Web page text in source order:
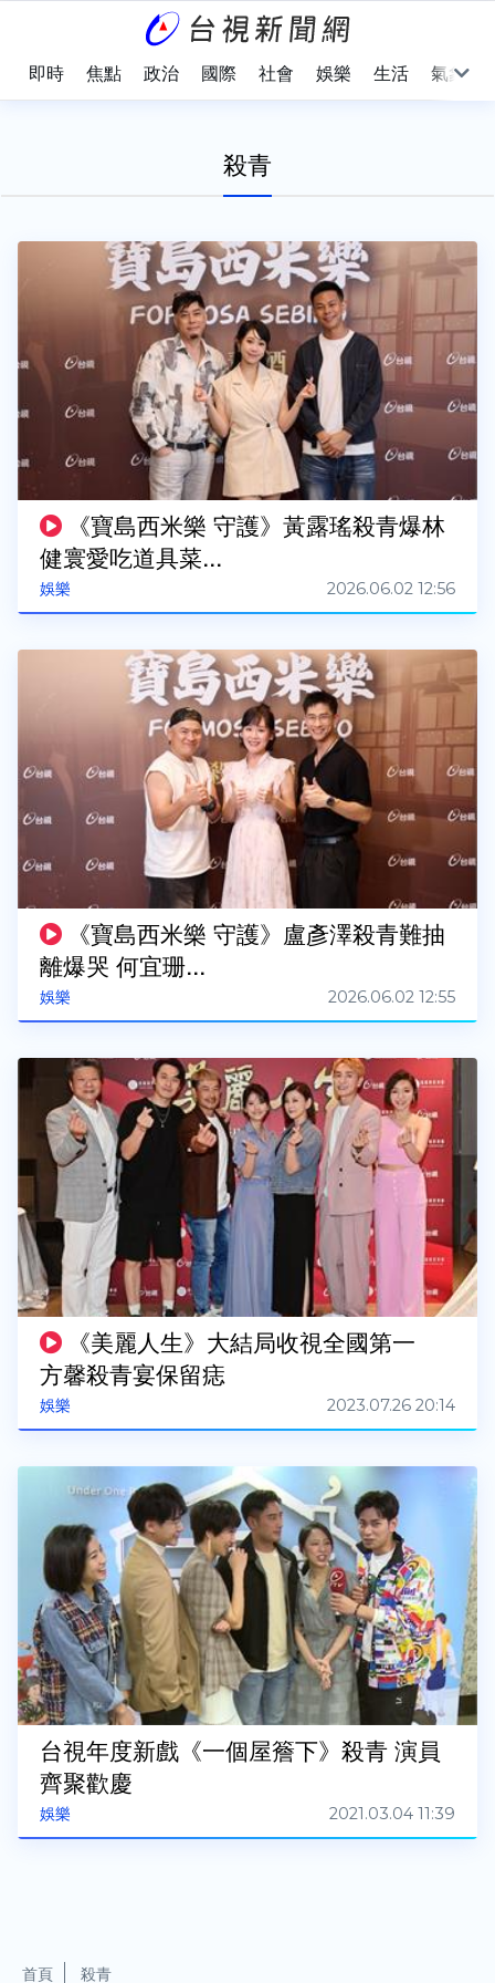
即時 焦點 政治 國際 社會 娛樂 生活 氣象
殺青
娛樂
《寶島西米樂 守護》黃露瑤殺青爆林
健寰愛吃道具菜...
2026.06.02 12:56
娛樂
《寶島西米樂 守護》盧彥澤殺青難抽
離爆哭 何宜珊...
2026.06.02 12:55
娛樂
《美麗人生》大結局收視全國第一
方馨殺青宴保留痣
2023.07.26 20:14
娛樂
台視年度新戲《一個屋簷下》殺青 演員
齊聚歡慶
2021.03.04 11:39
首頁 殺青